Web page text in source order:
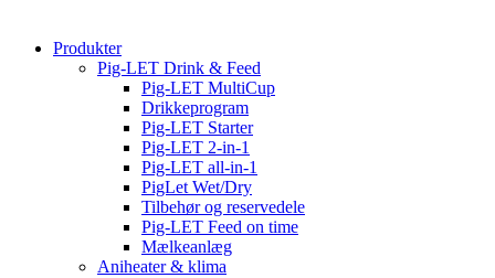
Produkter
Pig-LET Drink & Feed
Pig-LET MultiCup
Drikkeprogram
Pig-LET Starter
Pig-LET 2-in-1
Pig-LET all-in-1
PigLet Wet/Dry
Tilbehør og reservedele
Pig-LET Feed on time
Mælkeanlæg
Aniheater & klima